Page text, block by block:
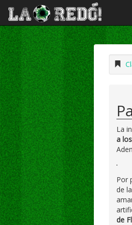
La
a
Por
de
de